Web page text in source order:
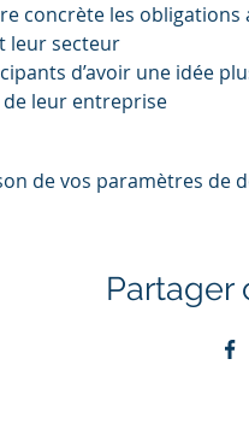
concrète les
leur secteur
d’avoir une idée
de leur entreprise
de vos paramètres de
Partager